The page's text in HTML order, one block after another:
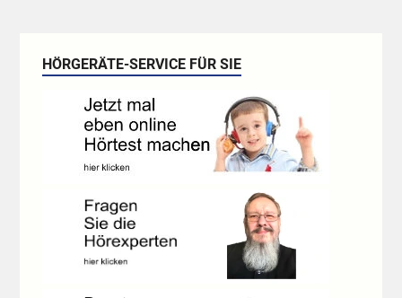
HÖRGERÄTE-SERVICE FÜR SIE